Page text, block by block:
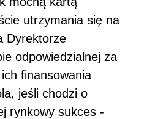
utrzymania się na
Dyrektorze
odpowiedzialnej za
finansowania
jeśli chodzi o
rynkowy sukces -